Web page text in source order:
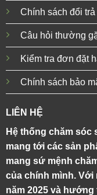
Chính sách đổi
Câu hỏi thường
Kiểm tra đơn đặt
Chính sách bảo
LIÊN HỆ
Hệ thống chăm sóc
mang tới các sản
mang sứ mệnh
của chính mình. Với
năm 2025 và